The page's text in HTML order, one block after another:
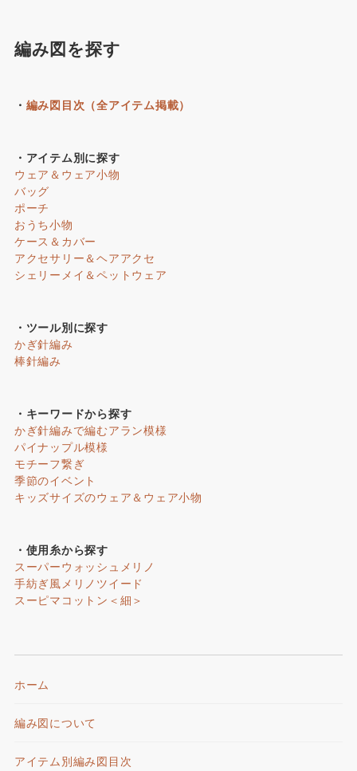
編み図を探す
・ 編み図目次（全アイテム掲載）
・アイテム別に探す
ウェア＆ウェア小物
バッグ
ポーチ
おうち小物
ケース＆カバー
アクセサリー＆ヘアアクセ
シェリーメイ＆ペットウェア
・ツール別に探す
かぎ針編み
棒針編み
・キーワードから探す
かぎ針編みで編むアラン模様
パイナップル模様
モチーフ繋ぎ
季節のイベント
キッズサイズのウェア＆ウェア小物
・使用糸から探す
スーパーウォッシュメリノ
手紡ぎ風メリノツイード
スーピマコットン＜細＞
ホーム
編み図について
アイテム別編み図目次